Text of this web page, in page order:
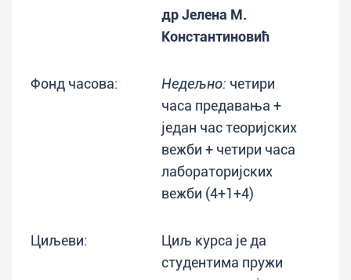
др Јелена М.
Константиновић
Фонд часова: Недељно: четири
часа предавања +
један час теоријских
вежби + четири часа
лабораторијских
вежби (4+1+4)
Циљеви:
Циљ курса је да
студентима пружи